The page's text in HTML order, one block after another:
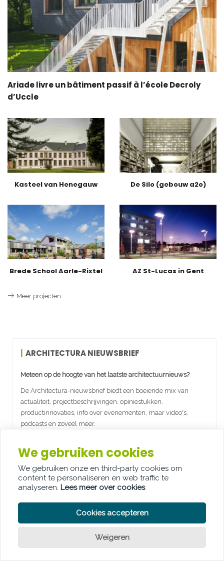
Ariade livre un bâtiment passif à l’école Decroly
d’Uccle
Kasteel van Henegauw De Silo (gebouw a2o)
Brede School Aarle-Rixtel AZ St-Lucas in Gent
Meer projecten
ARCHITECTURA NIEUWSBRIEF
Meteen op de hoogte van het laatste architectuurnieuws?
De Architectura-nieuwsbrief biedt een boeiende mix van
actualiteit, projectbeschrijvingen, opiniestukken,
productinnovaties, info over evenementen, maar video's,
podcasts en zoveel meer.
jouw mailbox.
Abonneren
PODCASTS
We gebruiken cookies
We gebruiken onze en third-party cookies om
content te personaliseren en web traffic te
analyseren. Lees meer over cookies
Cookies accepteren
Weigeren